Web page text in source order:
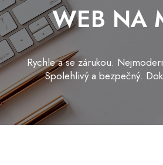
WEB NA
Rychle a se zárukou.
Spolehlivý a bezpečný.